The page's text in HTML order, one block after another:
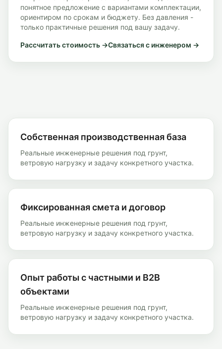
понятное предложение с вариантами комплектации,
ориентиром по срокам и бюджету. Без давления -
только практичные решения под вашу задачу.
Рассчитать стоимость →Связаться с инженером →
Собственная производственная база
Реальные инженерные решения под грунт,
ветровую нагрузку и задачу конкретного участка.
Фиксированная смета и договор
Реальные инженерные решения под грунт,
ветровую нагрузку и задачу конкретного участка.
Опыт работы с частными и B2B
объектами
Реальные инженерные решения под грунт,
ветровую нагрузку и задачу конкретного участка.